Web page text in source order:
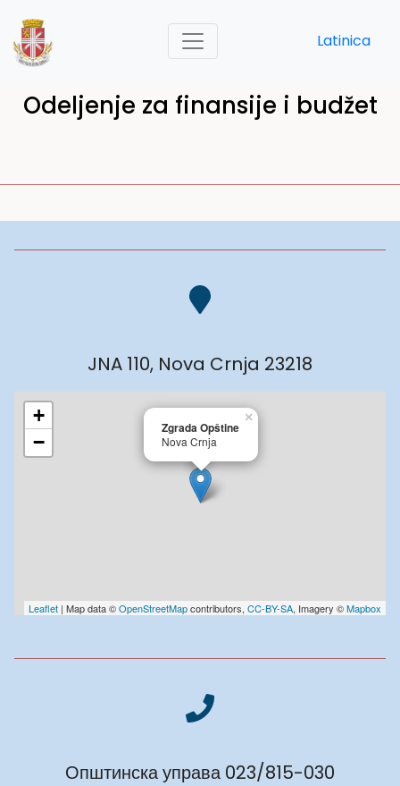
Latinica
Odeljenje za finansije i budžet
JNA 110, Nova Crnja 23218
Zgrada Opštine
Nova Crnja
×
+
−
Leaflet | Map data ©OpenStreetMapcontributors, CC-BY-SA, Imagery ©Mapbox
Општинска управа 023/815-030